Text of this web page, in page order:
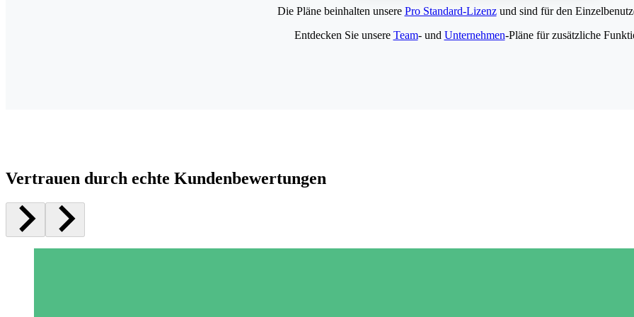
Die Pläne beinhalten unsere Pro Standard-Lizenzund sind für den
Entdecken Sie unsere Team- und Unternehmen-Pläne für zusätzliche
Vertrauen durch echte Kundenbewertungen